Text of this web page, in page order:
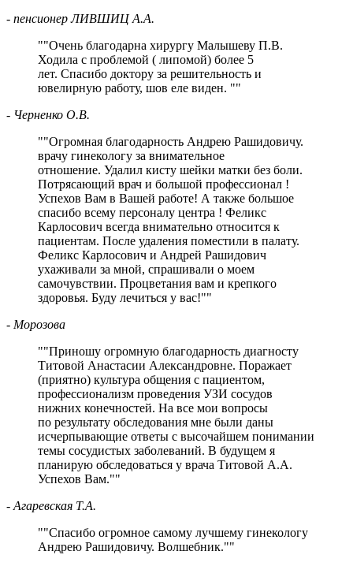
- пенсионер ЛИВШИЦ А.А.
" Очень благодарна хирургу Малышеву П.В.
Ходила с проблемой ( липомой) более 5
лет. Спасибо доктору за решительность и
ювелирную работу, шов еле виден.
"
- Черненко О.В.
" Огромная благодарность Андрею Рашидовичу.
врачу гинекологу за внимательное
отношение. Удалил кисту шейки матки без боли.
Потрясающий врач и большой профессионал !
Успехов Вам в Вашей работе! А также большое
спасибо всему персоналу центра ! Феликс
Карлосович всегда внимательно относится к
пациентам. После удаления поместили в палату.
Феликс Карлосович и Андрей Рашидович
ухаживали за мной, спрашивали о моем
самочувствии. Процветания вам и крепкого
здоровья. Буду лечиться у вас! "
- Морозова
" Приношу огромную благодарность диагносту
Титовой Анастасии Александровне. Поражает
(приятно) культура общения с пациентом,
профессионализм проведения УЗИ сосудов
нижних конечностей. На все мои вопросы
по результату обследования мне были даны
исчерпывающие ответы с высочайшем понимании
темы сосудистых заболеваний. В будущем я
планирую обследоваться у врача Титовой А.А.
Успехов Вам. "
- Агаревская Т.А.
" Спасибо огромное самому лучшему гинекологу
Андрею Рашидовичу. Волшебник. "